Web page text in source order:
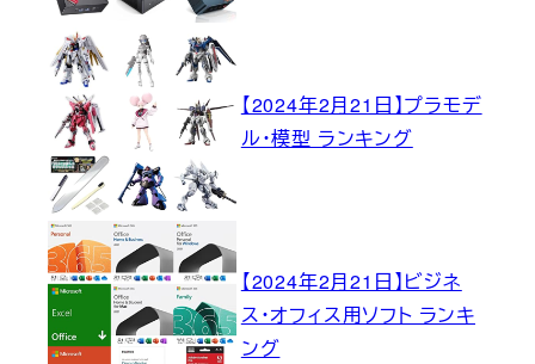
【2024年2月21日】プラモデ
ル・模型 ランキング
【2024年2月21日】ビジネ
ス・オフィス用ソフト ランキ
ング